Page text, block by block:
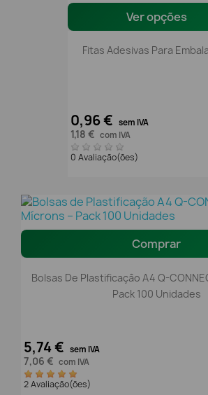
Ver opções
Fitas Adesivas Para
0,96 € sem IVA
1,18 € com IVA
0 Avaliação(ões)
Comprar
Bolsas De Plastificação A4 Q-
Pack 100 Unidades
5,74 € sem IVA
7,06 € com IVA
2 Avaliação(ões)